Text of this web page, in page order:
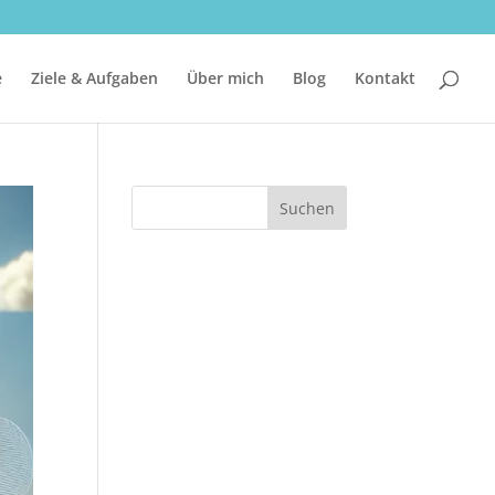
Ziele & Aufgaben Über mich Blog Kontakt
Suchen